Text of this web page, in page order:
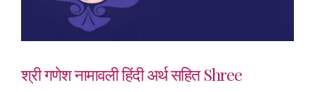
श्री गणेश नामावली हिंदी अर्थ सहित Shree